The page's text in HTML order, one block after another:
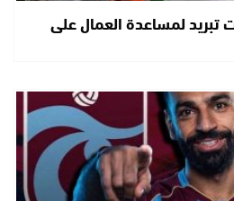
لمساعدة العمال على